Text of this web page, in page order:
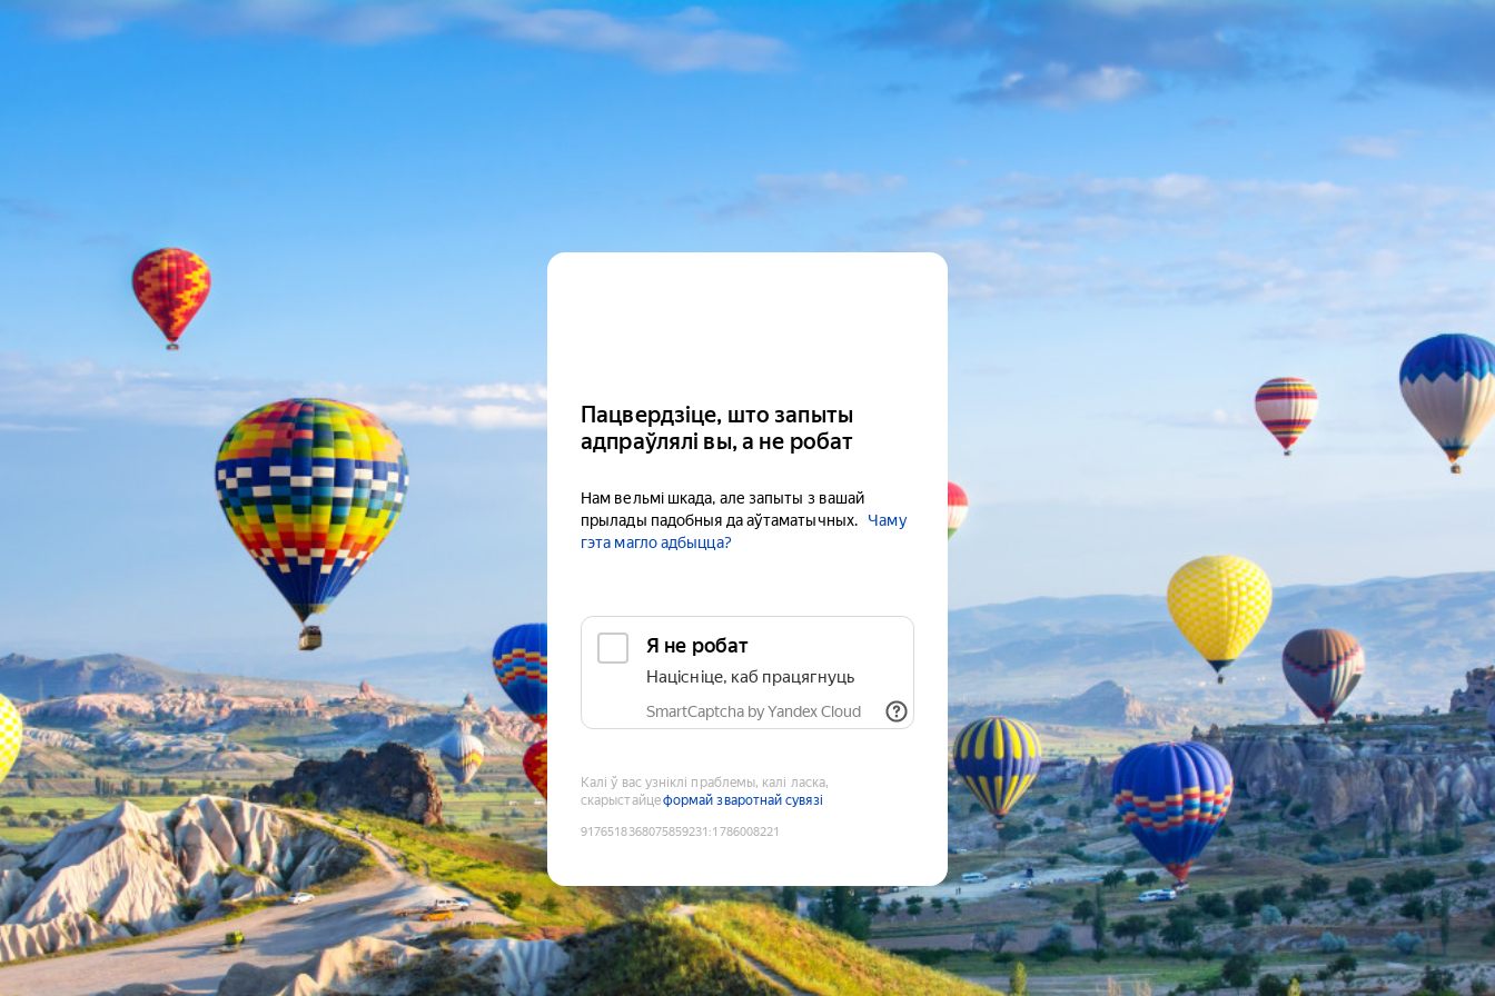
Пацвердзіце, што запыты
адпраўлялі вы, а не робат
Нам вельмі шкада, але запыты з вашай
прылады падобныя да аўтаматычных.
Чаму
гэта магло адбыцца?
Я не робат
Націсніце, каб працягнуць
SmartCaptcha by Yandex Cloud
Калі ў вас узніклі праблемы, калі ласка,
скарыстайцеформай зваротнай сувязі
9176518368075859231 :1786008221